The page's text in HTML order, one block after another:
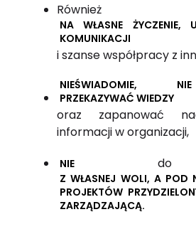
Również
NA WŁASNE ŻYCZENIE,
KOMUNIKACJI
i szanse współpracy z
NIEŚWIADOMIE,
PRZEKAZYWAĆ WIEDZY
oraz zapanować
informacji w organizacji,
NIE do
Z WŁASNEJ WOLI, A POD
PROJEKTÓW
ZARZĄDZAJĄCĄ.